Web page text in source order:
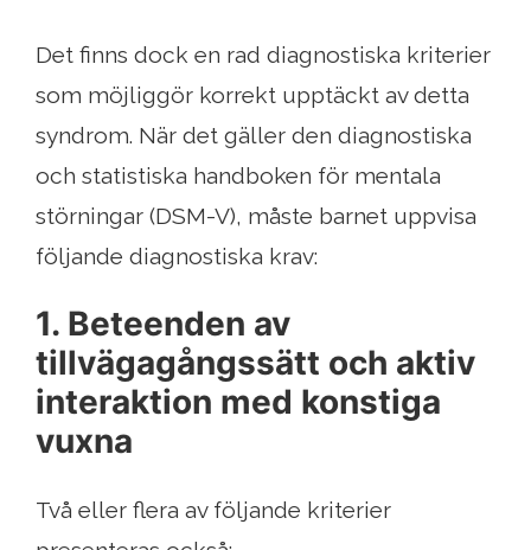
Det finns dock en rad diagnostiska kriterier
som möjliggör korrekt upptäckt av detta
syndrom. När det gäller den diagnostiska
och statistiska handboken för mentala
störningar (DSM-V), måste barnet uppvisa
följande diagnostiska krav:
1. Beteenden av
tillvägagångssätt och aktiv
interaktion med konstiga
vuxna
Två eller flera av följande kriterier